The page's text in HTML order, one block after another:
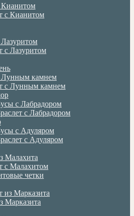
с Кианитом
с Лазуритом
Лунным камнем
с Лунным камнем
с Лабрадором
с Лабрадором
с Адуляром
с Адуляром
Малахита
с Малахитом
четки
из Марказита
Марказита